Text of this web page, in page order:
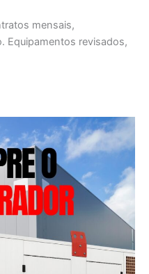
mensais,
Equipamentos revisados,